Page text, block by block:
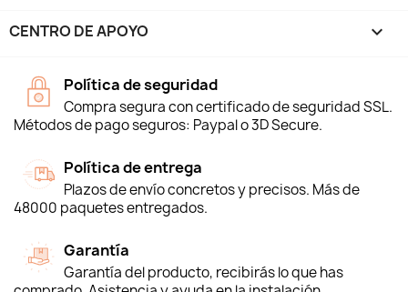
CENTRO DE APOYO 
Política de seguridad
Compra segura con certificado de seguridad SSL.
Métodos de pago seguros: Paypal o 3D Secure.
Política de entrega
Plazos de envío concretos y precisos. Más de
48000 paquetes entregados.
Garantía
Garantía del producto, recibirás lo que has